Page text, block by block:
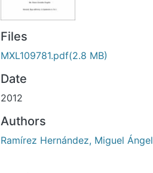
Files
MXL109781.pdf(2.8 MB)
Date
2012
Authors
Ramírez Hernández, Miguel Ángel